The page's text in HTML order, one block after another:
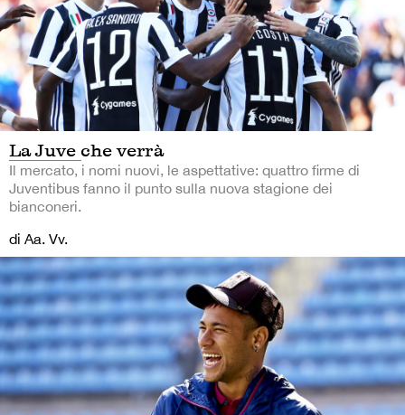
La Juve che verrà
Il mercato, i nomi nuovi, le aspettative: quattro firme di
Juventibus fanno il punto sulla nuova stagione dei
bianconeri.
di Aa. Vv.